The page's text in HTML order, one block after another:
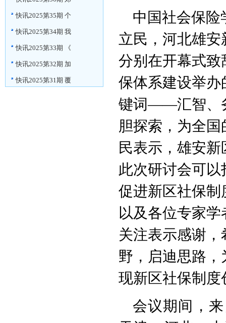
快讯2025第35期 个
快讯2025第34期 我
快讯2025第33期 《
快讯2025第32期 加
快讯2025第31期 覆
中国社会保险
立民，河北雄
分别在开幕式
保体系建设举
键词——汇智、
胆探索，为全
民表示，雄安
此次研讨会可
促进新区社保
以及各位专家
关注表示感谢
野，启迪思路
现新区社保制
会议期间，